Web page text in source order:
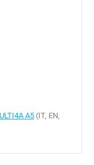
A5 (IT, EN,